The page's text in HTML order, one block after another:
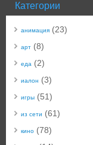
Категории
анимация (23)
арт (8)
еда (2)
иалон (3)
игры (51)
из сети (61)
кино (78)